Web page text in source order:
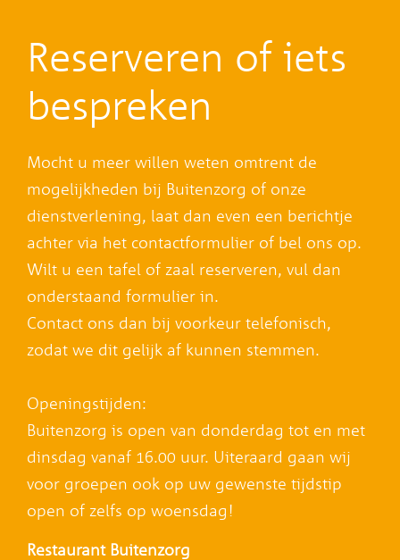
Reserveren of iets
bespreken
Mocht u meer willen weten omtrent de
mogelijkheden bij Buitenzorg of onze
dienstverlening, laat dan even een berichtje
achter via het contactformulier of bel ons op.
Wilt u een tafel of zaal reserveren, vul dan
onderstaand formulier in.
Contact ons dan bij voorkeur telefonisch,
zodat we dit gelijk af kunnen stemmen.
Openingstijden:
Buitenzorg is open van donderdag tot en met
dinsdag vanaf 16.00 uur. Uiteraard gaan wij
voor groepen ook op uw gewenste tijdstip
open of zelfs op woensdag!
Restaurant Buitenzorg